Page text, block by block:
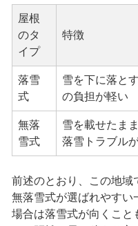
屋根
のタ
イプ
特徴
落雪
式
雪を下に落と
の負担が軽い
無落
雪式
雪を載せたまま
落雪トラブル
前述のとおり、この地域
無落雪式が選ばれやすい
場合は落雪式が向くこと